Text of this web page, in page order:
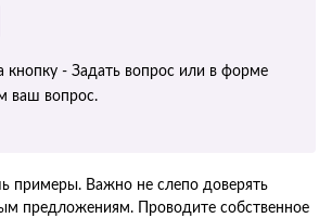
кнопку - Задать вопрос или в форме
ваш вопрос.
примеры. Важно не слепо доверять
предложениям. Проводите собственное